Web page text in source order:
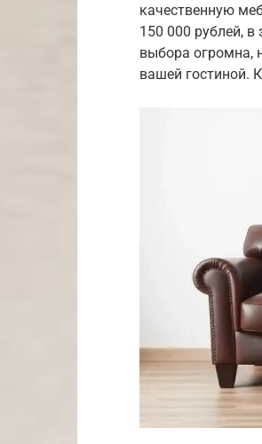
качественную
150 000 рублей,
выбора огромна,
вашей гостиной.